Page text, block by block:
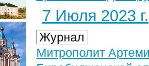
7 Июля 2023 г.
Журнал
Митрополит